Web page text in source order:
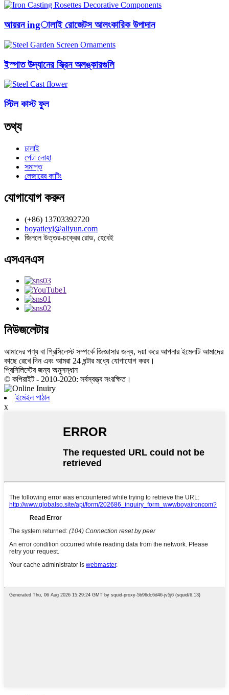
আয়রন ingালাই রোজেটস আলংকারিক উপাদান
ইস্পাত উদ্যানের স্ক্রিন অলঙ্কারগুলি
স্টিল কাস্ট ফুল
তথ্য
ঢালাই
পেটা লোহা
সমাপ্ত
লেজারের কাটিং
যোগাযোগ করুন
(+86) 13703392720
boyatieyi@aliyun.com
জিনলে উত্তর-চক্রের রোড, হেবেই
এসএনএস
নিউজলেটার
আমাদের পণ্য বা প্রিসিলেস্ট সম্পর্কে জিজ্ঞাসার জন্য, দয়া করে আপনার ইমেলটি আমাদের
কাছে রেখে দিন এবং আমরা 24 ঘন্টার মধ্যে যোগাযোগ করব।
প্রিসিলিস্টের জন্য অনুসন্ধান
© কপিরাইট - 2010-2020: সর্বস্বত্ত্ব সংরক্ষিত।
ইমেইল পাঠান
x